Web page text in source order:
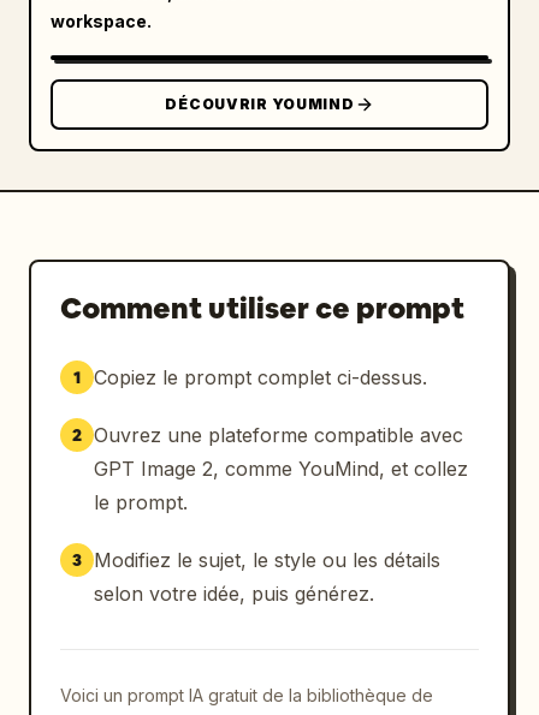
etc.
[Atmosphère générale]
Saisir ici
[Caractéristiques de l'univers]
Saisir ici
[Direction artistique finale]
*Ex : accentuer le réalisme/le côté vivant,
pratique des costumes, se concentrer
davantage sur l'architecture, cibler un
contenu lumineux pour enfants, etc.
[Instructions de différenciation]
Saisir ici
ombrage cel-shading minimal, ombres à un seul
workspace.
DÉCOUVRIR YOUMIND
Comment utiliser ce prompt
1 Copiez le prompt complet ci-dessus.
2 Ouvrez une plateforme compatible avec
GPT Image 2, comme YouMind, et collez
le prompt.
3
Modifiez le sujet, le style ou les détails
selon votre idée, puis générez.
Voici un prompt IA gratuit de la bibliothèque de